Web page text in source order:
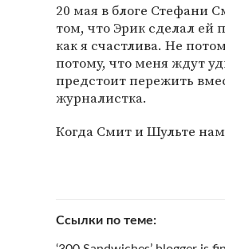
20 мая в блоге Стефани
том, что Эрик сделал ей
как я счастлива. Не
потому, что меня ждут
предстоит пережить
журналистка.
Когда Смит и Шульте
Ссылки по теме